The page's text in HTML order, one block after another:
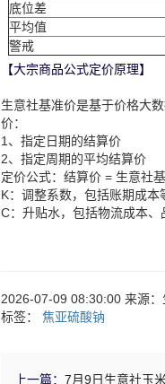
底位差
平均值
警戒
【大宗商品公式定价原理】
生意社基准价是基于价格大
价：
1、指定日期的结算价
2、指定周期的平均结算价
定价公式：结算价 = 生意社
K：调整系数，包括账期成本
C：升贴水，包括物流成本、
2026-07-09 08:30:00 来源：
标签： 焦亚硫酸钠
上一篇： 7月9日生意社玉